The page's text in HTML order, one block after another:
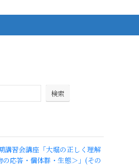
検索
習会講座「大堀の正しく理解
の応答・個体群・生態＞」(その